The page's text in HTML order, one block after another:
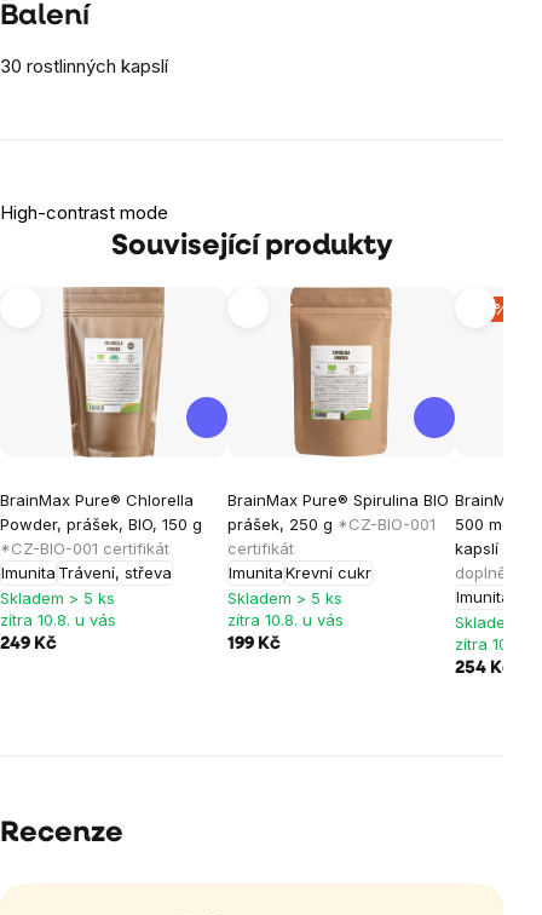
Balení
30 rostlinných kapslí
High-contrast mode
Související produkty
BrainMax Pure® Chlorella
Powder, prášek, BIO, 150 g
*CZ-BIO-001 certifikát
Imunita Trávení, střeva
Skladem > 5 ks
zítra 10.8. u vás
249 Kč
BrainMax Pure® Spirulina BIO
prášek, 250 g *CZ-BIO-001
certifikát
ImunitaKrevní cukr
Skladem > 5 ks
zítra 10.8. u vás
199 Kč
-15 %
BrainMax
500 mg,
kapslí
doplněk
Imunita
Skladem >
zítra 10.8.
254 Kč
Recenze